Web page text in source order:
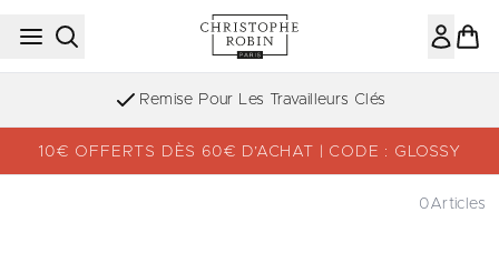
Passer au contenu principal
Remise Pour Les Travailleurs Clés
10€ OFFERTS DÈS 60€ D’ACHAT | CODE : GLOSSY
0Articles